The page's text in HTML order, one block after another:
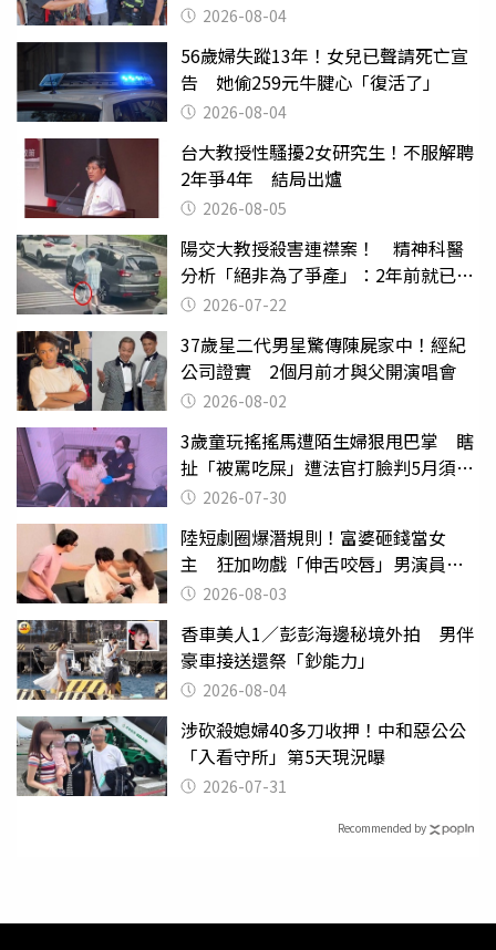
2026-08-04
56歲婦失蹤13年！女兒已聲請死亡宣
告 她偷259元牛腱心「復活了」
2026-08-04
台大教授性騷擾2女研究生！不服解聘
2年爭4年 結局出爐
2026-08-05
陽交大教授殺害連襟案！ 精神科醫
分析「絕非為了爭產」：2年前就已言
行詭異
2026-07-22
37歲星二代男星驚傳陳屍家中！經紀
公司證實 2個月前才與父開演唱會
2026-08-02
3歲童玩搖搖馬遭陌生婦狠甩巴掌 瞎
扯「被罵吃屎」遭法官打臉判5月須入
監 2026-07-30
陸短劇圈爆潛規則！富婆砸錢當女
主 狂加吻戲「伸舌咬唇」男演員崩
潰 2026-08-03
香車美人1／彭彭海邊秘境外拍 男伴
豪車接送還祭「鈔能力」
2026-08-04
涉砍殺媳婦40多刀收押！中和惡公公
「入看守所」第5天現況曝
2026-07-31
Recommended by